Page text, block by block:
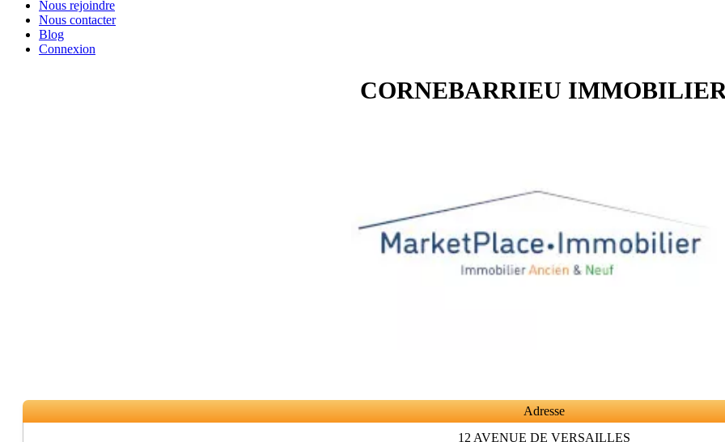
Nous rejoindre
Nous contacter
Blog
Connexion
CORNEBARRIEU
Adresse
12 AVENUE DE VERSAILLES